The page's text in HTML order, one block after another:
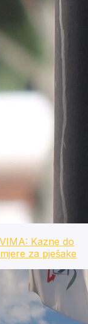
Kazne do
za pješake